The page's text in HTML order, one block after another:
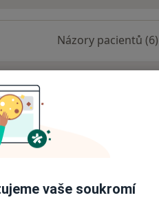
Názory pacientů (6)
nejsou k dispozici
informace o svých službách.
vaše soukromí